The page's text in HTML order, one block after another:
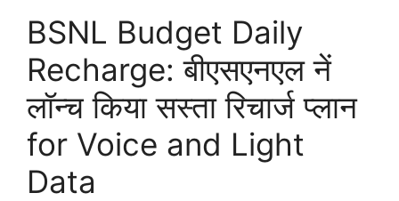
BSNL Budget Daily
Recharge: बीएसएनएल नें
लॉन्च किया सस्ता रिचार्ज प्लान
for Voice and Light
Data